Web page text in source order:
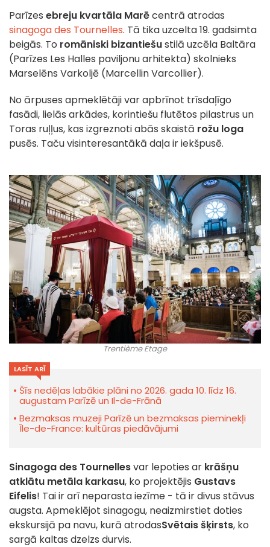
Parīzes ebreju kvartāla Marēcentrā atrodas
sinagoga des Tournelles. Tā tika uzcelta 19. gadsimta
beigās. To romāniski bizantiešustilā uzcēla Baltāra
(Parīzes Les Halles paviljonu arhitekta) skolnieks
Marselēns Varkoljē (Marcellin Varcollier).
No ārpuses apmeklētāji var apbrīnot trīsdaļīgo
fasādi, lielās arkādes, korintiešu flutētos pilastrus un
Toras ruļļus, kas izgreznoti abās skaistā rožu loga
pusēs. Taču visinteresantākā daļa ir iekšpusē.
Trentième Etage
LASĪT ARĪ
Šīs nedēļas labākie plāni no 2026. gada 10. līdz 16.
augustam Parīzē un Il-de-Frānā
Bezmaksas muzeji Parīzē un bezmaksas pieminekļi
Île-de-France: kultūras piedāvājumi
Sinagoga des Tournellesvar lepoties ar krāšņu
atklātu metāla karkasu, ko projektējis Gustavs
Eifelis! Tai ir arī neparasta iezīme - tā ir divus stāvus
augsta. Apmeklējot sinagogu, neaizmirstiet doties
ekskursijā pa navu, kurā atrodasSvētais šķirsts, ko
sargā kaltas dzelzs durvis.